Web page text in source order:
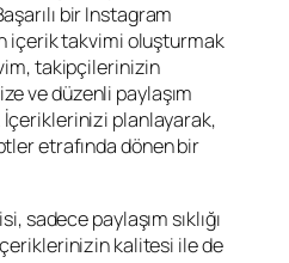
bir Instagram
içerik takvimi oluşturmak
takipçilerinizin
ve düzenli paylaşım
İçeriklerinizi planlayarak,
etrafında dönen bir
sadece paylaşım sıklığı
kalitesi ile de